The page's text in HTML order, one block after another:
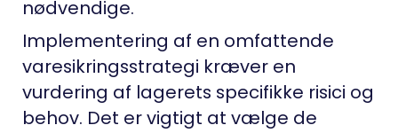
nødvendige.
Implementering af en omfattende
varesikringsstrategi kræver en
vurdering af lagerets specifikke risici og
behov. Det er vigtigt at vælge de